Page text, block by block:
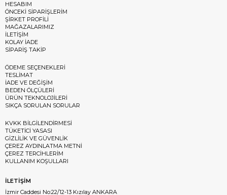
HESABIM
ÖNCEKİ SİPARİŞLERİM
ŞİRKET PROFİLİ
MAĞAZALARIMIZ
İLETİŞİM
KOLAY İADE
SİPARİŞ TAKİP
ÖDEME SEÇENEKLERİ
TESLİMAT
İADE VE DEĞİŞİM
BEDEN ÖLÇÜLERİ
ÜRÜN TEKNOLOJİLERİ
SIKÇA SORULAN SORULAR
KVKK BİLGİLENDİRMESİ
TÜKETİCİ YASASI
GİZLİLİK VE GÜVENLİK
ÇEREZ AYDINLATMA METNİ
ÇEREZ TERCİHLERİM
KULLANIM KOŞULLARI
İLETİŞİM
İzmir Caddesi No:22/12-13 Kızılay ANKARA